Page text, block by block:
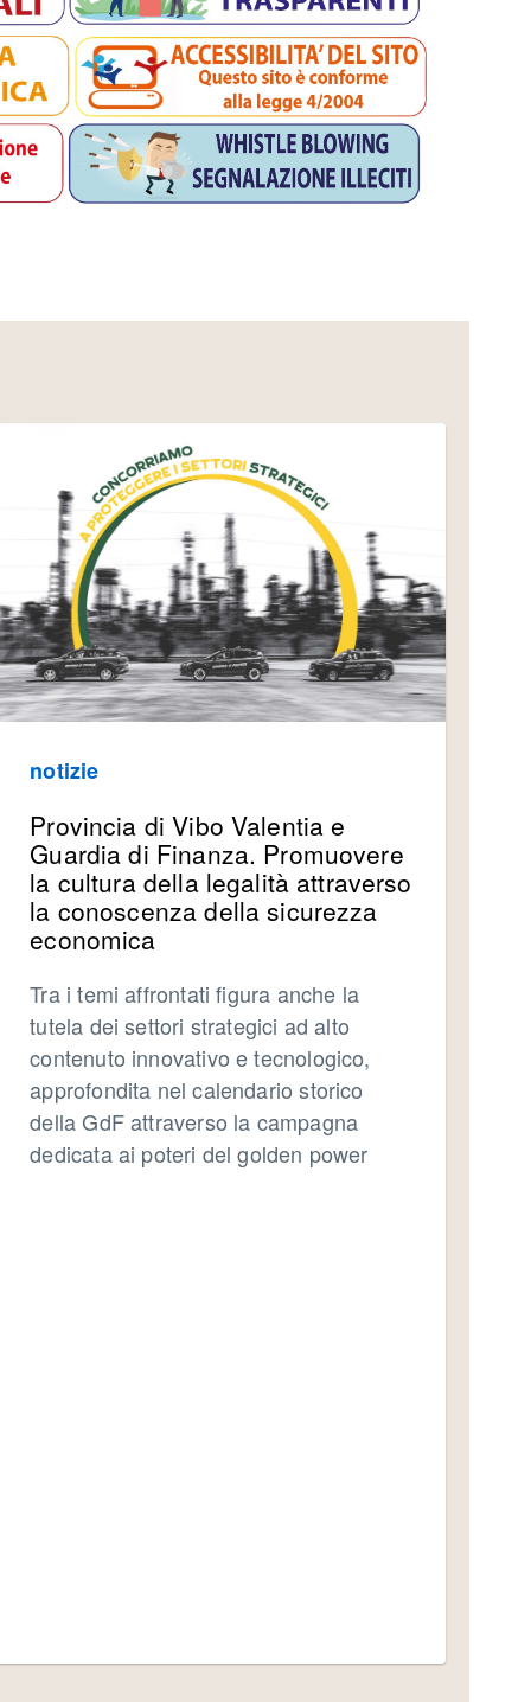
notizie
Provincia di Vibo Valentia e
Guardia di Finanza. Promuovere
la cultura della legalità attraverso
la conoscenza della sicurezza
economica
Tra i temi affrontati figura anche la
tutela dei settori strategici ad alto
contenuto innovativo e tecnologico,
approfondita nel calendario storico
della GdF attraverso la campagna
dedicata ai poteri del golden power